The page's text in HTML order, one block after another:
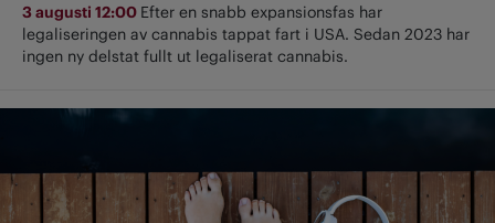
3 augusti 12:00 Efter en snabb expansionsfas har
legaliseringen av cannabis tappat fart i USA. Sedan 2023 har
ingen ny delstat fullt ut ­legaliserat cannabis.